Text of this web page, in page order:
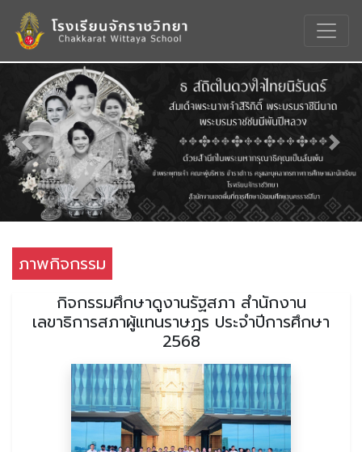
Previous Next
ภาพกิจกรรม
กิจกรรมศึกษาดูงานรัฐสภา สำนักงาน
เลขาธิการสภาผู้แทนราษฎร ประจำปีการศึกษา
2568